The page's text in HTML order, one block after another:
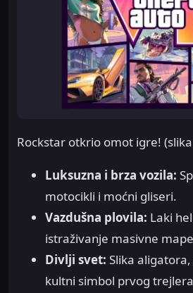
Rockstar otkrio omot igre!
Luksuzna i brza vozila:
motocikli i moćni gliseri.
Vazdušna plovila: Laki
istraživanje masivne
Divlji svet: Slika
kultni simbol prvog